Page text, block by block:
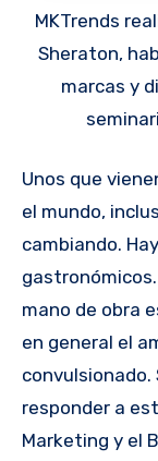
MKTrends
Sheraton,
marcas y
Unos que vienen, muchos más que se van. En todo
el mundo,
cambiando.
mano de obra
en general el
convulsionado.
responder a
Marketing y el